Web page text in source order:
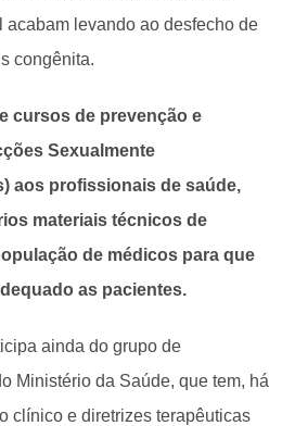
acabam levando ao desfecho de
congênita.
cursos de prevenção e
Sexualmente
aos profissionais de saúde,
materiais técnicos de
de médicos para que
as pacientes.
ainda do grupo de
Ministério da Saúde, que tem, há
clínico e diretrizes terapêuticas